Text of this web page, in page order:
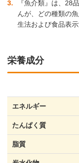
3
『魚介類』は、28
んが、どの種類の
生法および食品表
栄養成分
エネルギー
たんぱく質
脂質